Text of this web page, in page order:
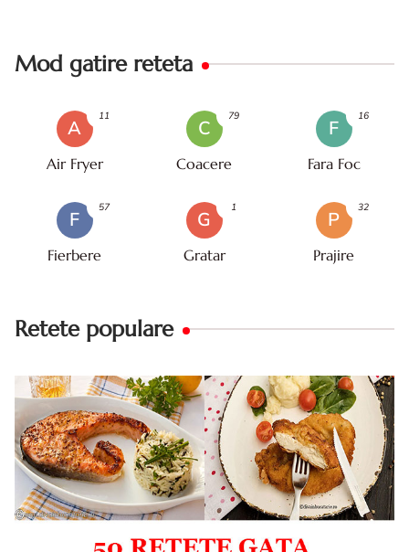
Mod gatire reteta
A
Air Fryer
11
C
Coacere
79
F
Fara Foc
16
F
Fierbere
57
G
Gratar
1
P
Prajire
32
Retete populare